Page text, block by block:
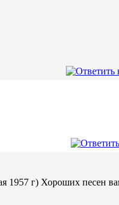
1957 г) Хороших песен